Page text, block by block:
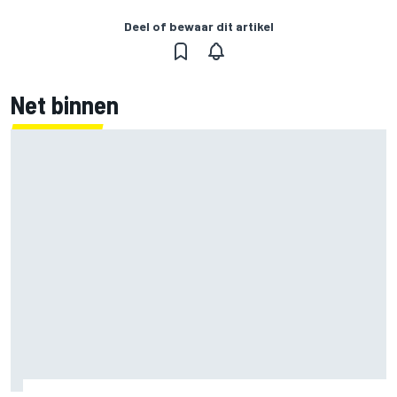
Deel of bewaar dit artikel
Net binnen